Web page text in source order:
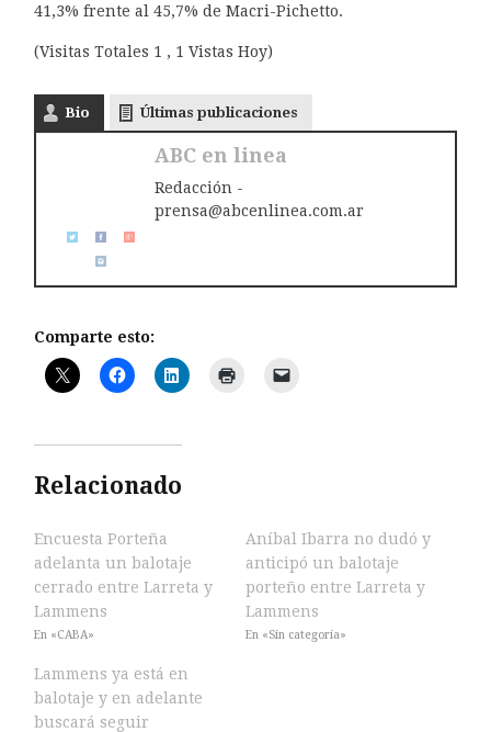
41,3% frente al 45,7% de Macri-Pichetto.
(Visitas Totales 1 , 1 Vistas Hoy)
Bio Últimas publicaciones
ABC en linea
Redacción -
prensa@abcenlinea.com.ar
Comparte esto:
Relacionado
Encuesta Porteña
adelanta un balotaje
cerrado entre Larreta y
Lammens
En «CABA»
Aníbal Ibarra no dudó y
anticipó un balotaje
porteño entre Larreta y
Lammens
En «Sin categoría»
Lammens ya está en
balotaje y en adelante
buscará seguir